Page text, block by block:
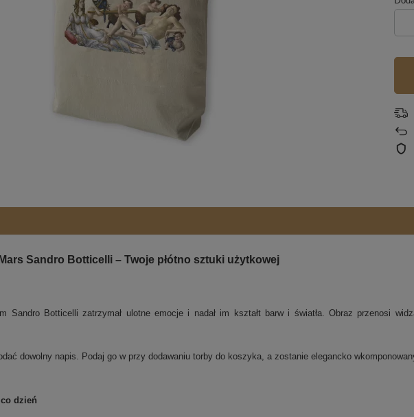
Sandro Botticelli – Twoje płótno sztuki użytkowej
Sandro Botticelli zatrzymał ulotne emocje i nadał im kształt barw i światła. Obraz przenosi
dowolny napis. Podaj go w przy dodawaniu torby do koszyka, a zostanie elegancko
dzień